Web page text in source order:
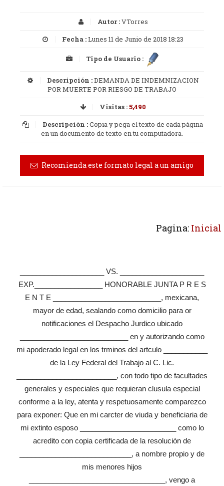
Autor :VTorres
Fecha :Lunes 11 de Junio de 2018 18:23
Tipo de Usuario :
Descripción :DEMANDA DE INDEMNIZACION
POR MUERTE POR RIESGO DE TRABAJO
Visitas :5,490
Descripción :Copia y pega el texto de cada página
en un documento de texto en tu computadora.
Recomienda este formato legal a un amigo
Pagina: Inicial
_____________________ VS. _____________________
EXP._________________ HONORABLE JUNTA P R E S
E N T E ___________________________, mexicana,
mayor de edad, sealando como domicilio para or
notificaciones el Despacho Jurdico ubicado
___________________________ en y autorizando como
mi apoderado legal en los trminos del artculo ___________
de la Ley Federal del Trabajo al C. Lic.
_________________________, con todo tipo de facultades
generales y especiales que requieran clusula especial
conforme a la ley, atenta y respetuosamente comparezco
para exponer: Que en mi carcter de viuda y beneficiaria de
mi extinto esposo ________________________ como lo
acredito con copia certificada de la resolución de
____________________________, a nombre propio y de
mis menores hijos
__________________________________, vengo a